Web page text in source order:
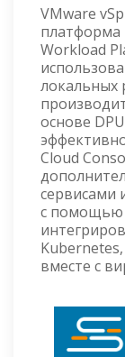
VMware
платформа
Workload
локальных
основе
Cloud
сервисами
с помощью
вместе с